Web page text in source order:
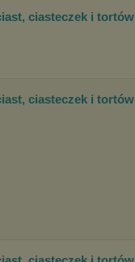
ciasteczek i tortów
ciasteczek i tortów